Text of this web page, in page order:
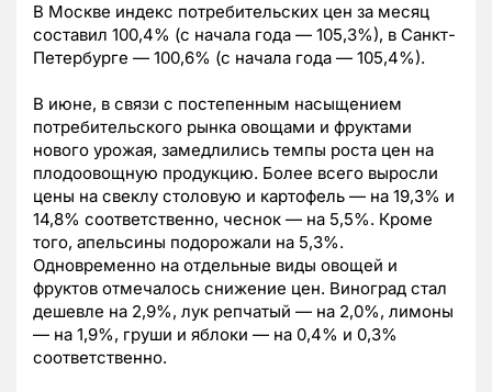
В Москве индекс потребительских цен за месяц
составил 100,4% (с начала года — 105,3%), в Санкт-
Петербурге — 100,6% (с начала года — 105,4%).
В июне, в связи с постепенным насыщением
потребительского рынка овощами и фруктами
нового урожая, замедлились темпы роста цен на
плодоовощную продукцию. Более всего выросли
цены на свеклу столовую и картофель — на 19,3% и
14,8% соответственно, чеснок — на 5,5%. Кроме
того, апельсины подорожали на 5,3%.
Одновременно на отдельные виды овощей и
фруктов отмечалось снижение цен. Виноград стал
дешевле на 2,9%, лук репчатый — на 2,0%, лимоны
— на 1,9%, груши и яблоки — на 0,4% и 0,3%
соответственно.